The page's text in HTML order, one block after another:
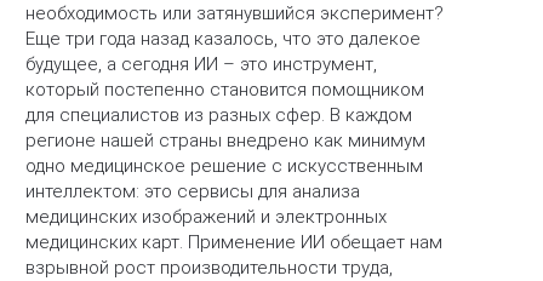
необходимость или затянувшийся эксперимент?
Еще три года назад казалось, что это далекое
будущее, а сегодня ИИ – это инструмент,
который постепенно становится помощником
для специалистов из разных сфер. В каждом
регионе нашей страны внедрено как минимум
одно медицинское решение с искусственным
интеллектом: это сервисы для анализа
медицинских изображений и электронных
медицинских карт. Применение ИИ обещает нам
взрывной рост производительности труда,